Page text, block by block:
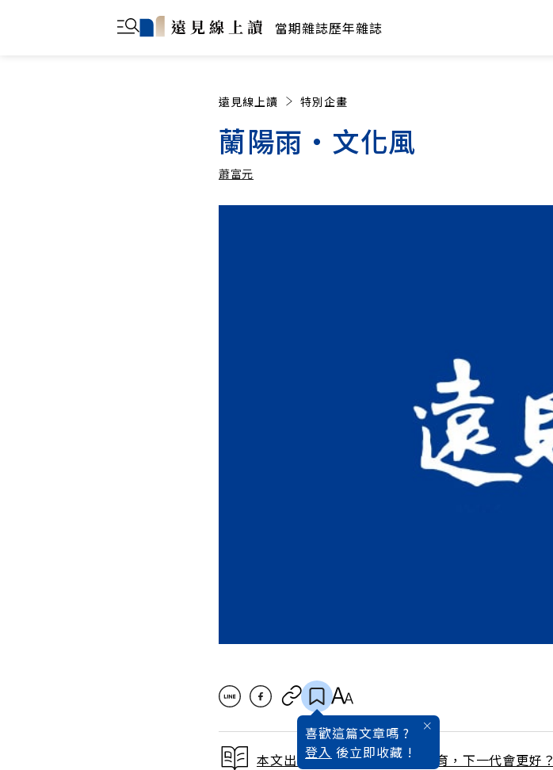
當期雜誌歷年雜誌
遠見線上讀 特別企畫
蘭陽雨‧文化風
蕭富元
喜歡這篇文章嗎 ?
登入 後立即收藏 !
本文出自 1992 / 8月號雜誌 教育，下一代會更好？